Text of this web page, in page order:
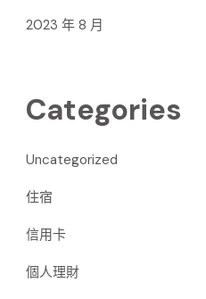
2023 年 8 月
Categories
Uncategorized
住宿
信用卡
個人理財